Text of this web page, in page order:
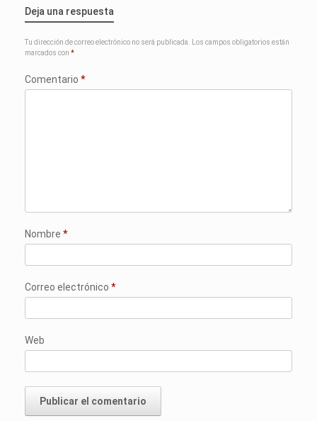
Deja una respuesta
Tu dirección de correo electrónico no será publicada.
Los campos obligatorios están
marcados con *
Comentario *
Nombre *
Correo electrónico *
Web